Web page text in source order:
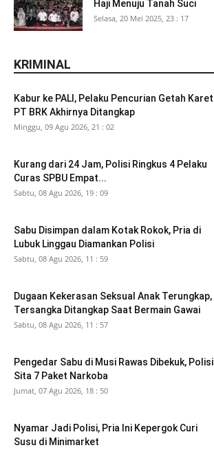
Haji Menuju Tanah Suci
Selasa, 20 Mei 2025, 23 : 17
KRIMINAL
Kabur ke PALI, Pelaku Pencurian Getah Karet
PT BRK Akhirnya Ditangkap
Minggu, 09 Agu 2026, 21 : 02
Kurang dari 24 Jam, Polisi Ringkus 4 Pelaku
Curas SPBU Empat...
Sabtu, 08 Agu 2026, 19 : 09
Sabu Disimpan dalam Kotak Rokok, Pria di
Lubuk Linggau Diamankan Polisi
Sabtu, 08 Agu 2026, 11 : 59
Dugaan Kekerasan Seksual Anak Terungkap,
Tersangka Ditangkap Saat Bermain Gawai
Sabtu, 08 Agu 2026, 11 : 57
Pengedar Sabu di Musi Rawas Dibekuk, Polisi
Sita 7 Paket Narkoba
Jumat, 07 Agu 2026, 18 : 50
Nyamar Jadi Polisi, Pria Ini Kepergok Curi
Susu di Minimarket